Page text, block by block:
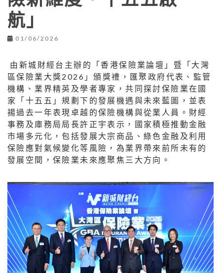
航」
01/06/2026
由新城財經台主辦的「香港保險業論壇」暨「大灣
區保險業大獎2026」頒獎禮，匯聚政府代表、監管
機構、業界精英及學者專家，共同探討保險業在國
家「十五五」規劃下的發展機遇與未來藍圖，並表
揚過去一年表現卓越的保險機構與從業人員。財經
事務及庫務局局長許正宇表示，國家積極推動金融
市場多元化，包括發展大宗商品、綠色金融及利用
保險應對氣候變化等風險，為業界帶來前所未有的
發展空間，保險業未來應聚焦三大方向。